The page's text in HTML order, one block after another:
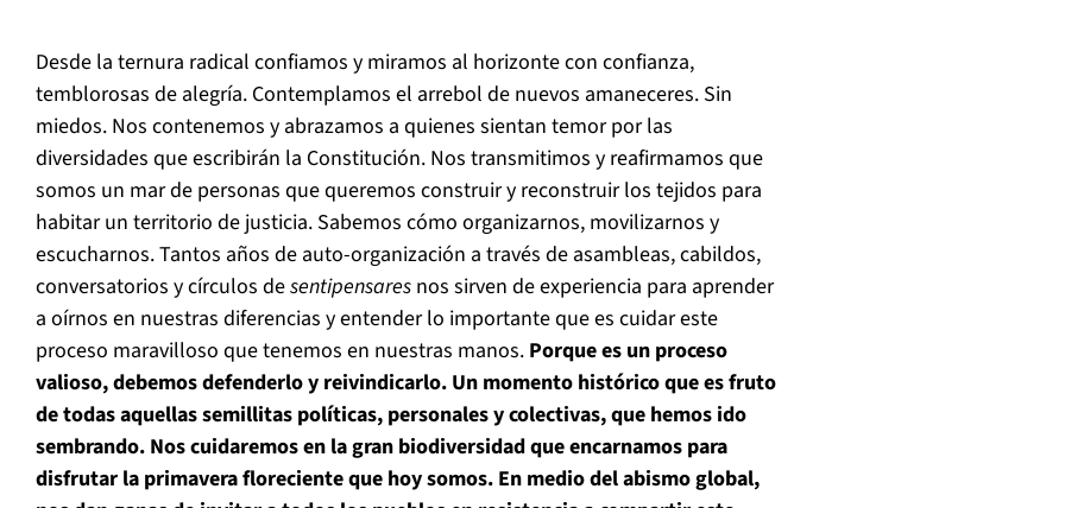
Desde la ternura radical confiamos y miramos al horizonte con confianza,
temblorosas de alegría. Contemplamos el arrebol de nuevos amaneceres. Sin
miedos. Nos contenemos y abrazamos a quienes sientan temor por las
diversidades que escribirán la Constitución. Nos transmitimos y reafirmamos que
somos un mar de personas que queremos construir y reconstruir los tejidos para
habitar un territorio de justicia. Sabemos cómo organizarnos, movilizarnos y
escucharnos. Tantos años de auto-organización a través de asambleas, cabildos,
conversatorios y círculos desentipensares nos sirven de experiencia para aprender
a oírnos en nuestras diferencias y entender lo importante que es cuidar este
proceso maravilloso que tenemos en nuestras manos. Porque es un proceso
valioso, debemos defenderlo y reivindicarlo. Un momento histórico que es fruto
de todas aquellas semillitas políticas, personales y colectivas, que hemos ido
sembrando. Nos cuidaremos en la gran biodiversidad que encarnamos para
disfrutar la primavera floreciente que hoy somos. En medio del abismo global,